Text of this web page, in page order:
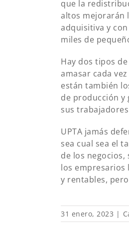
que la
altos mejorarán
adquisitiva y
miles de
Hay dos tipos
amasar cada
están también
de producción
sus
UPTA jamás
sea cual sea el
de los
los empresarios
y rentables,
31 enero, 2023 |